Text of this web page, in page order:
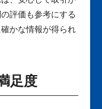
評価も参考にする
かな情報が得られ
足度